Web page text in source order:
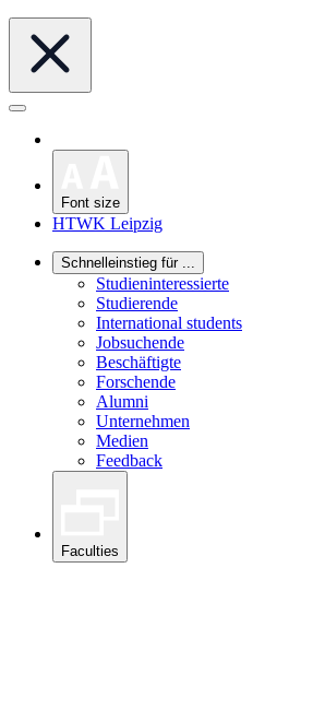
Font size
HTWK Leipzig
Schnelleinstieg für ...
Studieninteressierte
Studierende
International students
Jobsuchende
Beschäftigte
Forschende
Alumni
Unternehmen
Medien
Feedback
Faculties